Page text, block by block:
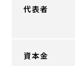
代表者
資本金